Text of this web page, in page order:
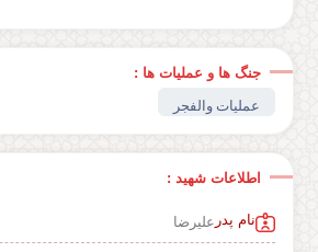
جنگ ها و عملیات ها :
عملیات والفجر
اطلاعات شهید :
نام پدر علیرضا